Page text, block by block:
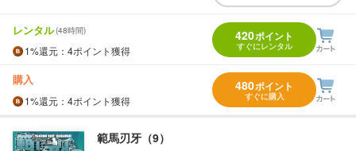
レンタル(48時間)
1%還元 ：4ポイント獲得
420ポイント
すぐにレンタル
購入
1%還元 ：4ポイント獲得
480ポイント
すぐに購入
範馬刃牙（9）